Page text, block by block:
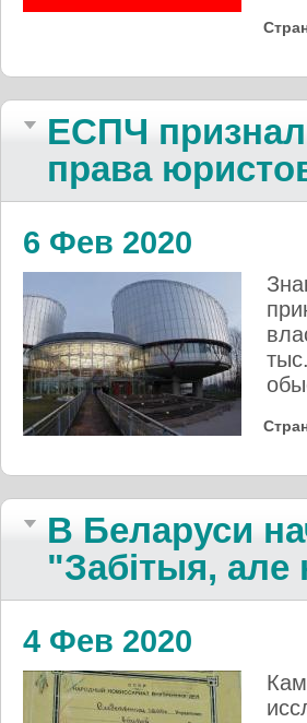
ЕСПЧ
права
6 Фев 2020
В Беларуси
"Забітыя,
4 Фев 2020